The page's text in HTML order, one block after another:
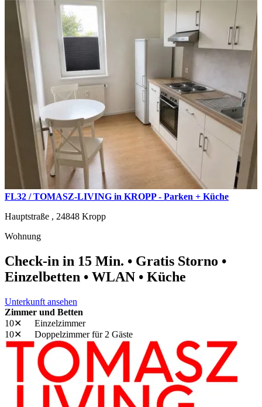
FL32 / TOMASZ-LIVING in KROPP - Parken + Küche
Hauptstraße , 24848 Kropp
Wohnung
Check-in in 15 Min. • Gratis Storno •
Einzelbetten • WLAN • Küche
Unterkunft ansehen
Zimmer und Betten
10✕
Einzelzimmer
10✕
Doppelzimmerfür 2 Gäste